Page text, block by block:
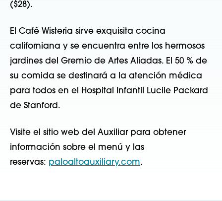
($28).
El Café Wisteria sirve exquisita cocina
californiana y se encuentra entre los hermosos
jardines del Gremio de Artes Aliadas. El 50 % de
su comida se destinará a la atención médica
para todos en el Hospital Infantil Lucile Packard
de Stanford.
Visite el sitio web del Auxiliar para obtener
información sobre el menú y las
reservas: paloaltoauxiliary.com.